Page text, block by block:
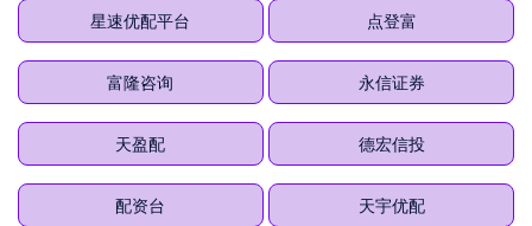
星速优配平台 点登富
富隆咨询 永信证券
天盈配 德宏信投
配资台 天宇优配